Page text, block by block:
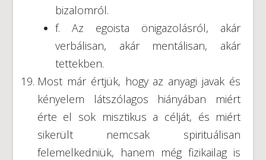
bizalomról.
f. Az egoista önigazolásról, akár
verbálisan, akár mentálisan, akár
tettekben.
Most már értjük, hogy az anyagi javak és
kényelem látszólagos hiányában miért
érte el sok misztikus a célját, és miért
sikerült nemcsak spirituálisan
felemelkedniük, hanem még fizikailag is